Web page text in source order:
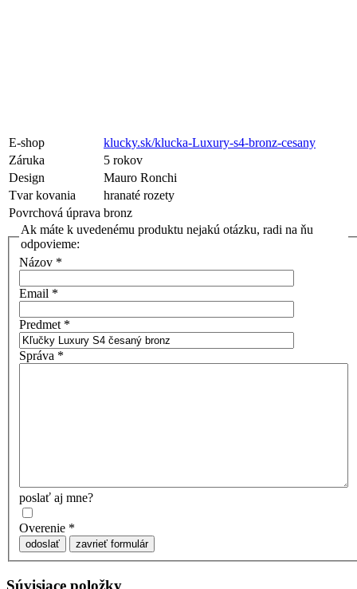
E-shop
klucky.sk/klucka-Luxury-s4-bronz-cesany
Záruka
5 rokov
Design
Mauro Ronchi
Tvar kovania
hranaté rozety
Povrchová úprava bronz
Ak máte k uvedenému produktu nejakú otázku, radi na ňu
odpovieme:
Názov *
Email *
Predmet *
Správa *
poslať aj mne?
Overenie *
odoslať zavrieť formulár
Súvisiace položky